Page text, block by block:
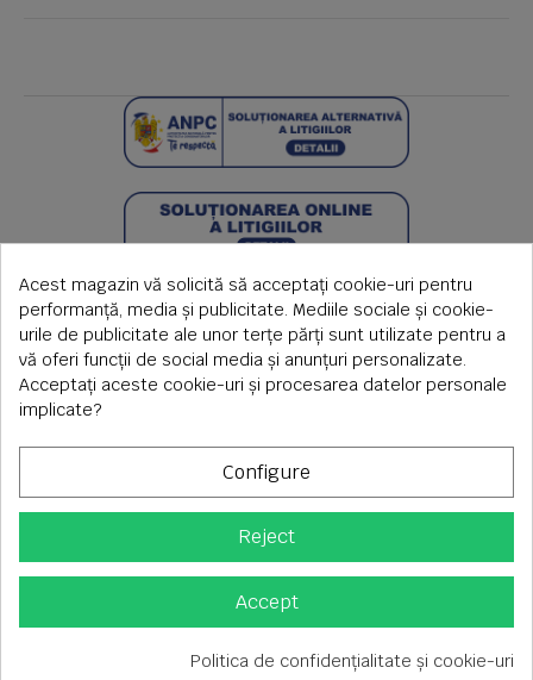
Copyright © 2026 S.C. Rimi S.R.L. , Reg.Com: J1992000639351,
CUI: RO1824566
Tel fix: 0256-275 273 mobil: 0720 699 655 ,
Acest magazin vă solicită să acceptați cookie-uri pentru
performanță, media și publicitate. Mediile sociale și cookie-
urile de publicitate ale unor terțe părți sunt utilizate pentru a
vă oferi funcții de social media și anunțuri personalizate.
Acceptați aceste cookie-uri și procesarea datelor personale
implicate?
Configure
Reject
Accept
Politica de confidențialitate și cookie-uri